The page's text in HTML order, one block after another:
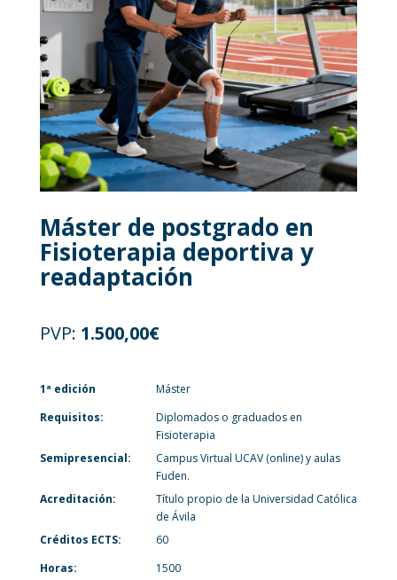
Máster de postgrado en
Fisioterapia deportiva y
readaptación
PVP: 1.500,00€
1ª edición
Máster
Requisitos:
Diplomados o graduados en
Fisioterapia
Semipresencial:
Campus Virtual UCAV (online) y aulas
Fuden.
Acreditación:
Título propio de la Universidad Católica
de Ávila
Créditos ECTS:
60
Horas:
1500